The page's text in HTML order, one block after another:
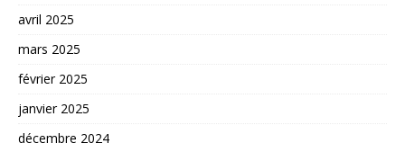
avril 2025
mars 2025
février 2025
janvier 2025
décembre 2024